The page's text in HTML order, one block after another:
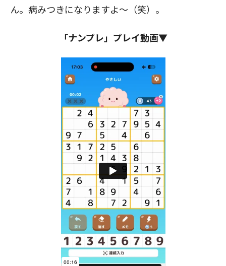
ん。病みつきになりますよ～（笑）。
「ナンプレ」プレイ動画▼